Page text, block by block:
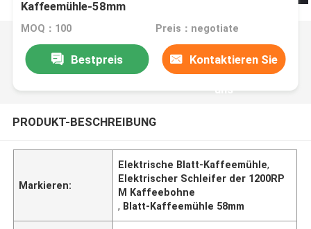
Kaffeemühle-58mm
MOQ：100 Preis：negotiate
Bestpreis Kontaktieren Sie
uns
PRODUKT-BESCHREIBUNG
Markieren:
Elektrische Blatt-Kaffeemühle,
Elektrischer Schleifer der 1200RP
M Kaffeebohne
, Blatt-Kaffeemühle 58mm